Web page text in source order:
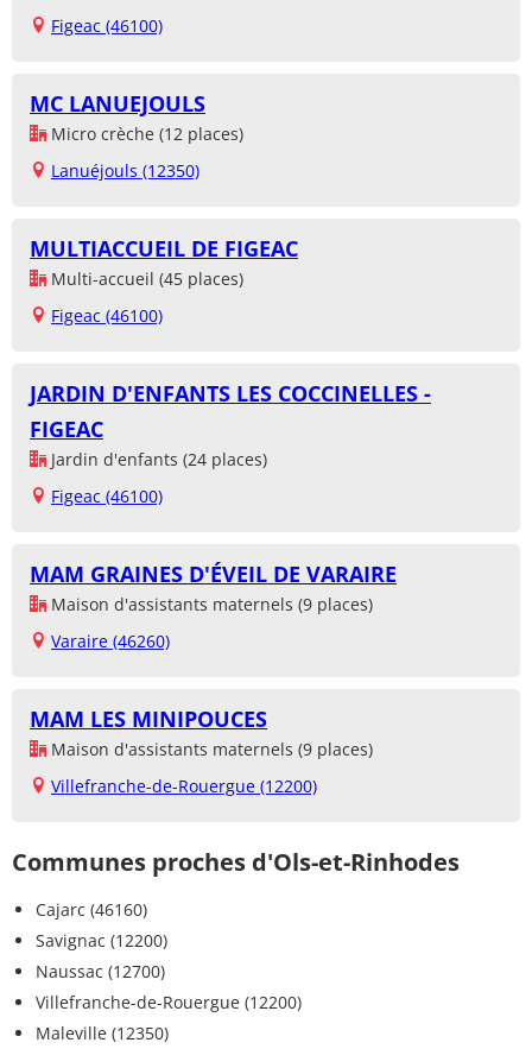
Figeac (46100)
MC LANUEJOULS
Micro crèche (12 places)
Lanuéjouls (12350)
MULTIACCUEIL DE FIGEAC
Multi-accueil (45 places)
Figeac (46100)
JARDIN D'ENFANTS LES COCCINELLES -
FIGEAC
Jardin d'enfants (24 places)
Figeac (46100)
MAM GRAINES D'ÉVEIL DE VARAIRE
Maison d'assistants maternels (9 places)
Varaire (46260)
MAM LES MINIPOUCES
Maison d'assistants maternels (9 places)
Villefranche-de-Rouergue (12200)
Communes proches d'Ols-et-Rinhodes
Cajarc (46160)
Savignac (12200)
Naussac (12700)
Villefranche-de-Rouergue (12200)
Maleville (12350)